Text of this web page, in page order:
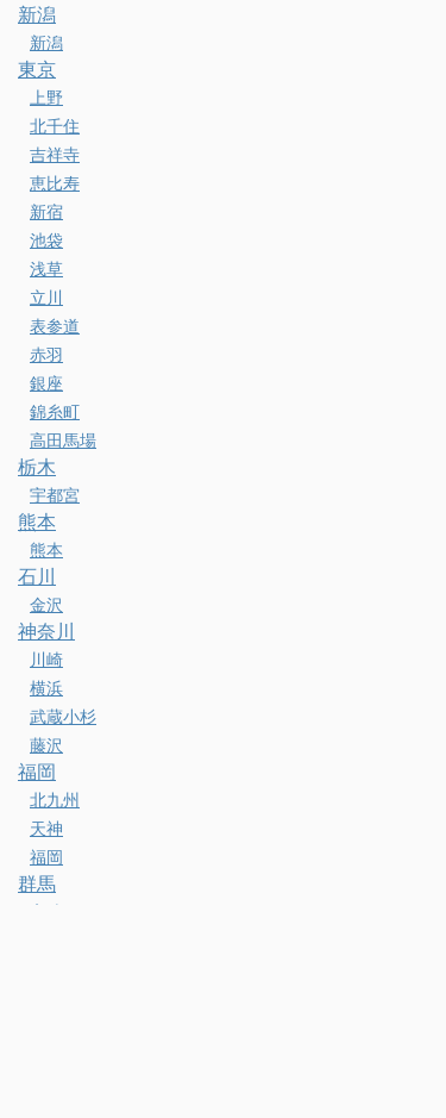
新潟
新潟
東京
上野
北千住
吉祥寺
恵比寿
新宿
池袋
浅草
立川
表参道
赤羽
銀座
錦糸町
高田馬場
栃木
宇都宮
熊本
熊本
石川
金沢
神奈川
川崎
横浜
武蔵小杉
藤沢
福岡
北九州
天神
福岡
群馬
高崎